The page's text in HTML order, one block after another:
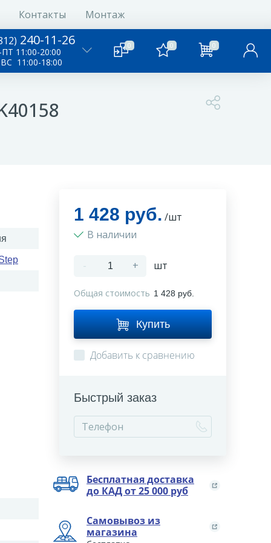
Контакты
Монтаж
240-11-26
11:00-20:00
11:00-18:00
0 0 0
1 428 руб. /шт
В наличии
- + шт
Общая стоимость 1 428 руб.
Купить
Добавить к сравнению
Быстрый заказ
Бесплатная доставка
до КАД от 25 000 руб
Самовывоз из
магазина